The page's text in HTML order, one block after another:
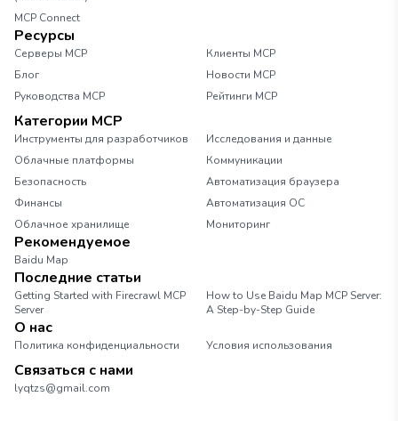
MCP Connect
Ресурсы
Серверы MCP
Клиенты MCP
Блог
Новости MCP
Руководства MCP
Рейтинги MCP
Категории MCP
Инструменты для разработчиков
Исследования и данные
Облачные платформы
Коммуникации
Безопасность
Автоматизация браузера
Финансы
Автоматизация ОС
Облачное хранилище
Мониторинг
Рекомендуемое
Baidu Map
Последние статьи
Getting Started with Firecrawl MCP
Server
How to Use Baidu Map MCP Server:
A Step-by-Step Guide
О нас
Политика конфиденциальности Условия использования
Связаться с нами
lyqtzs@gmail.com